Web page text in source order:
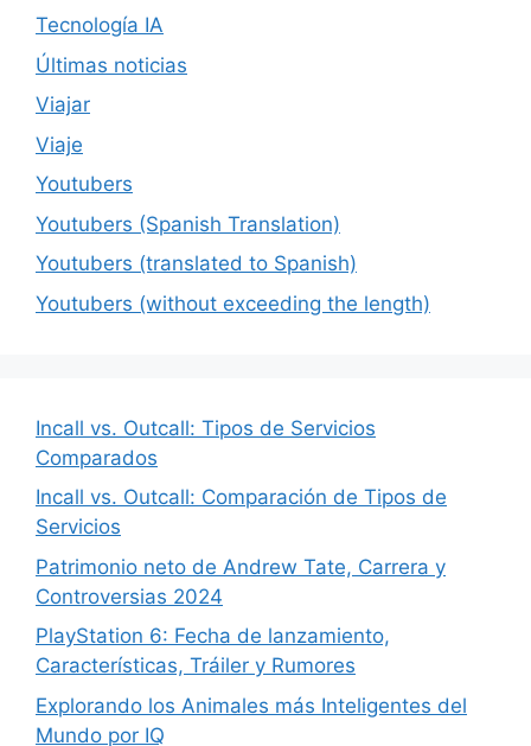
Tecnología IA
Últimas noticias
Viajar
Viaje
Youtubers
Youtubers (Spanish Translation)
Youtubers (translated to Spanish)
Youtubers (without exceeding the length)
Incall vs. Outcall: Tipos de Servicios
Comparados
Incall vs. Outcall: Comparación de Tipos de
Servicios
Patrimonio neto de Andrew Tate, Carrera y
Controversias 2024
PlayStation 6: Fecha de lanzamiento,
Características, Tráiler y Rumores
Explorando los Animales más Inteligentes del
Mundo por IQ